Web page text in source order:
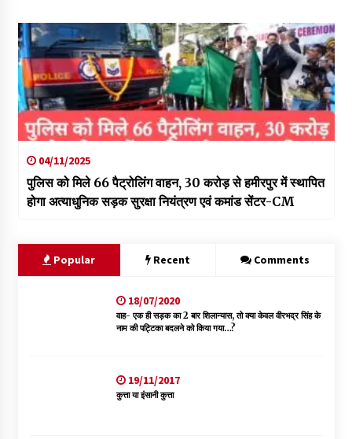
04/11/2025
पुलिस को मिले 66 पैट्रोलिंग वाहन, 30 करोड़ से हमीरपुर में स्थापित
होगा अत्याधुनिक सड़क सुरक्षा नियंत्रण एवं कमांड सेंटर-CM
Popular Recent Comments
18/07/2020
वाह- एक ही सड़क का 2 बार शिलान्यास, तो क्या केवल वीरभद्र सिंह के
नाम की पट्टिका बदलने को किया गया…?
19/11/2017
कुत्ता या इंसानी कुत्ता